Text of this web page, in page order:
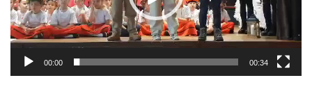
00:00 00:34